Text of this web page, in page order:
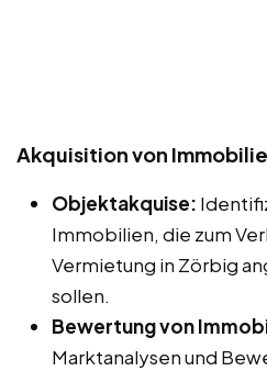
Akquisition von
Objektakquise:
Immobilien, die zum
Vermietung in Zörbig
sollen.
Bewertung von
Marktanalysen und